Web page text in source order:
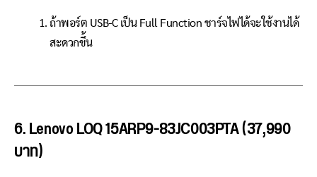
ถ้าพอร์ต USB-C เป็น Full Function ชาร์จไฟได้จะใช้งานได้
สะดวกขึ้น
6. Lenovo LOQ 15ARP9-83JC003PTA (37,990
บาท)